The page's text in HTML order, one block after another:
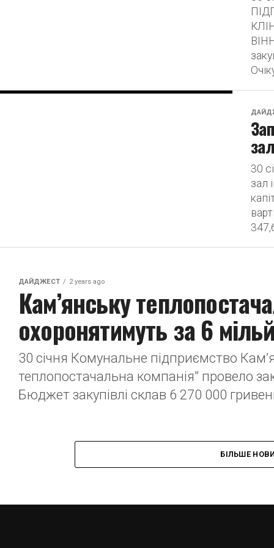
30
зал
ДАЙДЖЕСТ 2 years ago
Кам’янську
охоронятимуть за 6
30 січня Комунальне підприємство
теплопостачальна компанія” провело
Бюджет закупівлі склав 6 270 000
БІЛЬШЕ